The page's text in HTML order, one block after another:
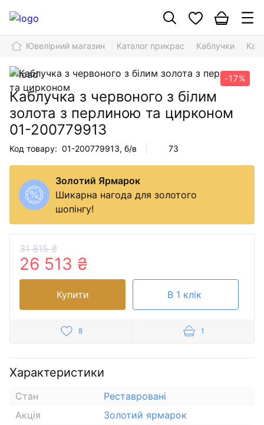
Ювелірний магазин Каталог прикрас Каблучки
-17%
Каблучка з червоного з білим
золота з перлиною та цирконом
01-200779913
Код товару: 01-200779913, б/в 73
Золотий Ярмарок
Шикарна нагода для золотого
шопінгу!
31 815 ₴
26 513 ₴
Купити В 1 клік
8 1
Характеристики
Стан
Реставровані
Акція
Золотий ярмарок